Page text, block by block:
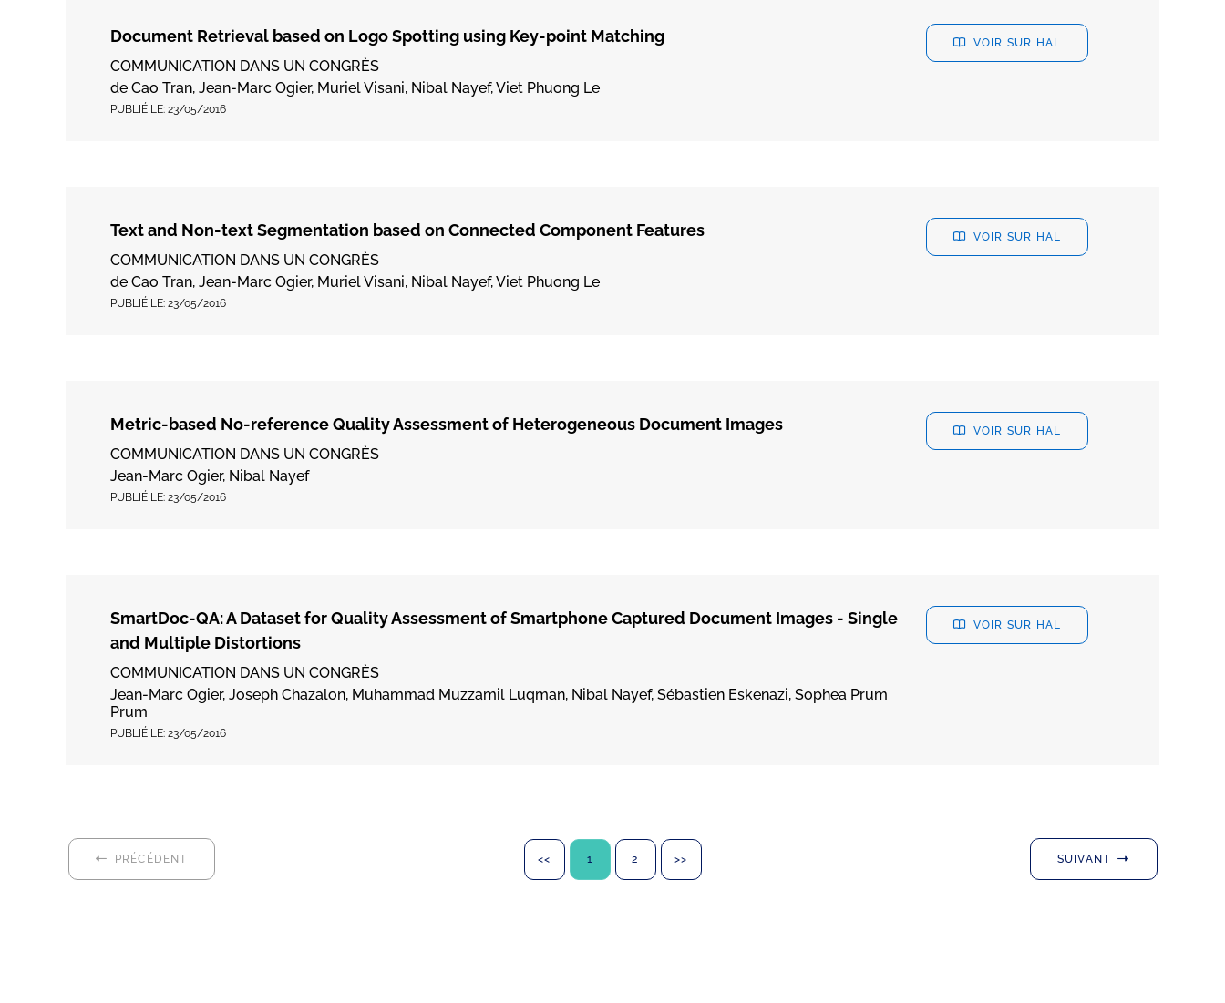
Document Retrieval based on Logo Spotting using Key-point Matching
COMMUNICATION DANS UN CONGRÈS
de Cao Tran, Jean-Marc Ogier, Muriel Visani, Nibal Nayef, Viet Phuong Le
PUBLIÉ LE: 23/05/2016
VOIR SUR HAL
Text and Non-text Segmentation based on Connected Component Features
COMMUNICATION DANS UN CONGRÈS
de Cao Tran, Jean-Marc Ogier, Muriel Visani, Nibal Nayef, Viet Phuong Le
PUBLIÉ LE: 23/05/2016
VOIR SUR HAL
Metric-based No-reference Quality Assessment of Heterogeneous Document Images
COMMUNICATION DANS UN CONGRÈS
Jean-Marc Ogier, Nibal Nayef
PUBLIÉ LE: 23/05/2016
VOIR SUR HAL
SmartDoc-QA: A Dataset for Quality Assessment of Smartphone Captured Document Images - Single
and Multiple Distortions
COMMUNICATION DANS UN CONGRÈS
Jean-Marc Ogier, Joseph Chazalon, Muhammad Muzzamil Luqman, Nibal Nayef, Sébastien Eskenazi, Sophea Prum
Prum
PUBLIÉ LE: 23/05/2016
VOIR SUR HAL
PRÉCÉDENT << 1 2 >> SUIVANT